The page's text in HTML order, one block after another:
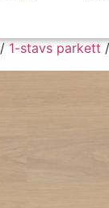
/ 1-stavs parkett